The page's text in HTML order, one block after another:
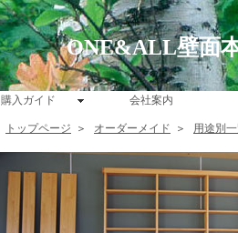
ONE&ALL壁面
購入ガイド
会社案内
トップページ ＞ オーダーメイド ＞ 用途別